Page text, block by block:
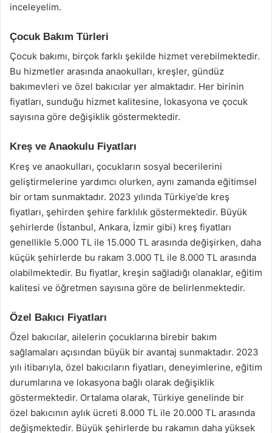
inceleyelim.
Çocuk Bakım Türleri
Çocuk bakımı, birçok farklı şekilde hizmet verebilmektedir.
Bu hizmetler arasında anaokulları, kreşler, gündüz
bakımevleri ve özel bakıcılar yer almaktadır. Her birinin
fiyatları, sunduğu hizmet kalitesine, lokasyona ve çocuk
sayısına göre değişiklik göstermektedir.
Kreş ve Anaokulu Fiyatları
Kreş ve anaokulları, çocukların sosyal becerilerini
geliştirmelerine yardımcı olurken, aynı zamanda eğitimsel
bir ortam sunmaktadır. 2023 yılında Türkiye’de kreş
fiyatları, şehirden şehire farklılık göstermektedir. Büyük
şehirlerde (İstanbul, Ankara, İzmir gibi) kreş fiyatları
genellikle 5.000 TL ile 15.000 TL arasında değişirken, daha
küçük şehirlerde bu rakam 3.000 TL ile 8.000 TL arasında
olabilmektedir. Bu fiyatlar, kreşin sağladığı olanaklar, eğitim
kalitesi ve öğretmen sayısına göre de belirlenmektedir.
Özel Bakıcı Fiyatları
Özel bakıcılar, ailelerin çocuklarına birebir bakım
sağlamaları açısından büyük bir avantaj sunmaktadır. 2023
yılı itibarıyla, özel bakıcıların fiyatları, deneyimlerine, eğitim
durumlarına ve lokasyona bağlı olarak değişiklik
göstermektedir. Ortalama olarak, Türkiye genelinde bir
özel bakıcının aylık ücreti 8.000 TL ile 20.000 TL arasında
değişmektedir. Büyük şehirlerde bu rakamın daha yüksek